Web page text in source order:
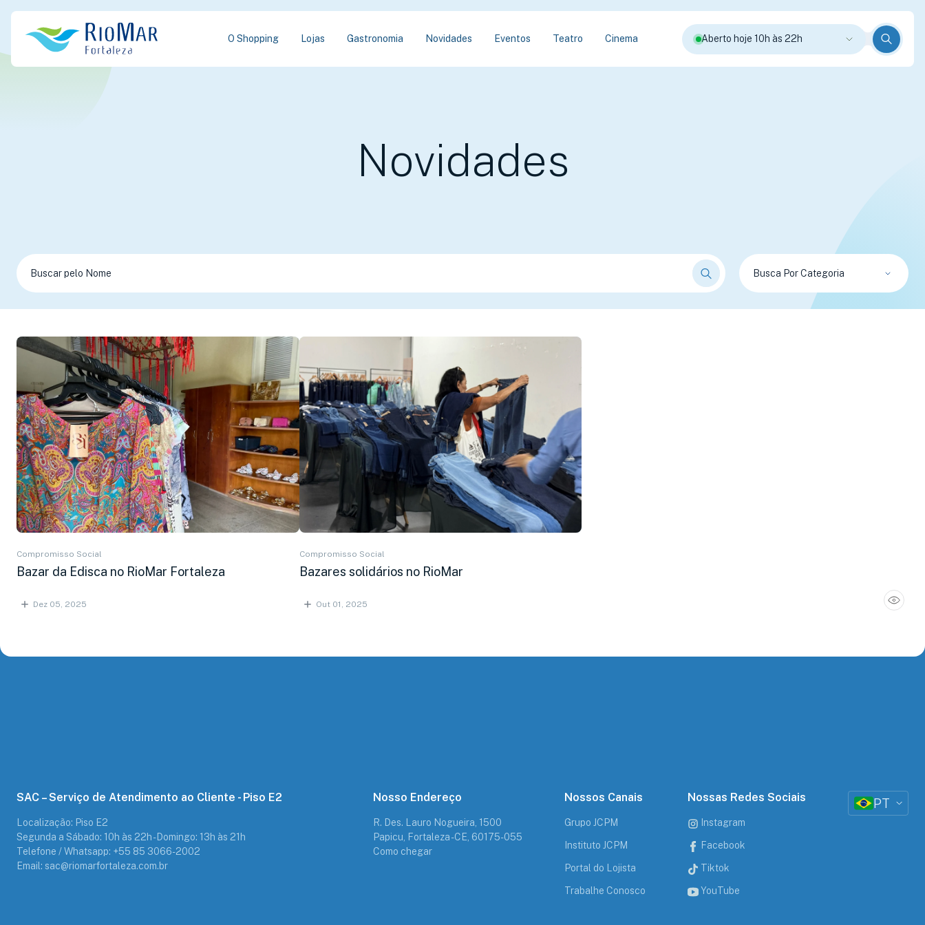
O Shopping Lojas Gastronomia Novidades Eventos Teatro Cinema Aberto hoje 10h às 22h
Novidades
Busca Por Categoria
Compromisso Social
Bazar da Edisca no RioMar Fortaleza
Dez 05, 2025
Compromisso Social
Bazares solidários no RioMar
Out 01, 2025
SAC – Serviço de Atendimento ao Cliente - Piso E2
Localização: Piso E2
Segunda a Sábado: 10h às 22h - Domingo: 13h às 21h
Telefone / Whatsapp: +55 85 3066-2002
Email: sac@riomarfortaleza.com.br
Nosso Endereço
R. Des. Lauro Nogueira, 1500
Papicu, Fortaleza - CE, 60175-055
Como chegar
Nossos Canais
Grupo JCPM
Instituto JCPM
Portal do Lojista
Trabalhe Conosco
Nossas Redes Sociais
Instagram
Facebook
Tiktok
YouTube
PT